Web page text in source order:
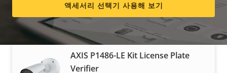
AXIS P1486-LE Kit License Plate
Verifier
액세서리 선택기 사용해 보기